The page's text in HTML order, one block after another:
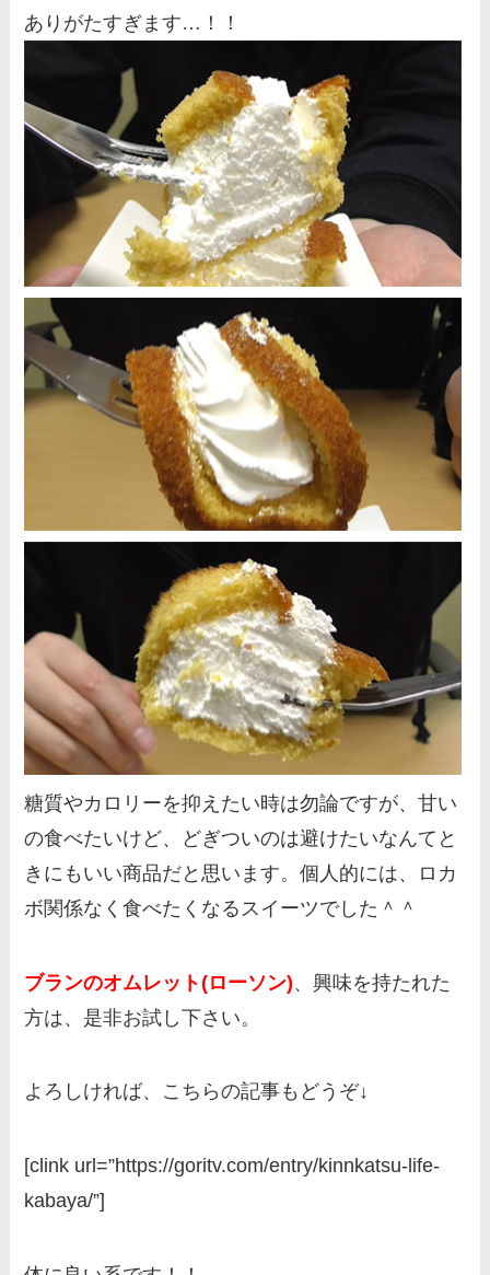
ありがたすぎます…！！
糖質やカロリーを抑えたい時は勿論ですが、甘い
の食べたいけど、どぎついのは避けたいなんてと
きにもいい商品だと思います。個人的には、ロカ
ボ関係なく食べたくなるスイーツでした＾＾
ブランのオムレット(ローソン)、興味を持たれた
方は、是非お試し下さい。
よろしければ、こちらの記事もどうぞ↓
[clink url=”https://goritv.com/entry/kinnkatsu-life-
kabaya/”]